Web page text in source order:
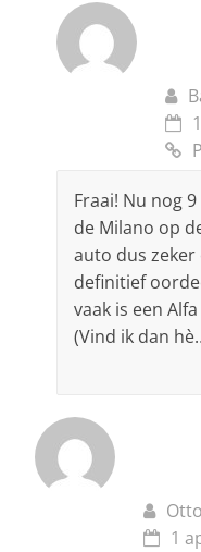
Fraai! Nu nog
de Milano op
auto dus zeker
definitief
vaak is een
(Vind ik dan
1